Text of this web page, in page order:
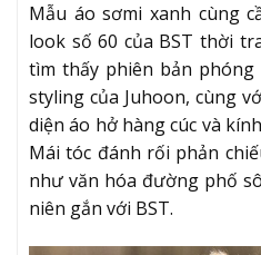
Mẫu áo sơmi xanh cùng
look số 60 của BST thời
tìm thấy phiên bản
styling của Juhoon, cùng
diện áo hở hàng cúc và
Mái tóc đánh rối phản
như văn hóa đường phố
niên gắn với BST.